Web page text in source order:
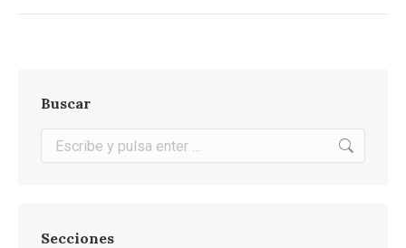
Buscar
Buscar:
Secciones